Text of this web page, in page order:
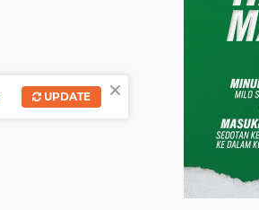
×
UPDATE